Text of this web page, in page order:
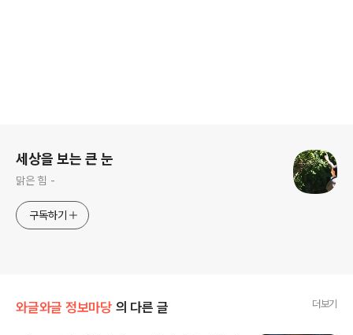
세상을 보는 큰 눈
맑은 힘 -
구독하기
와글와글 정보마당 의 다른 글 더보기